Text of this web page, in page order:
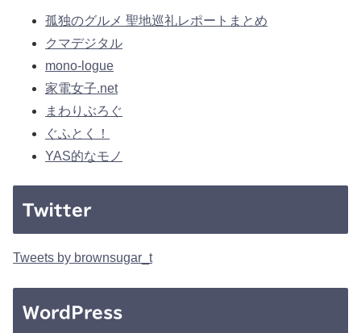
孤独のグルメ 聖地巡礼レポートまとめ
クマデジタル
mono-logue
家電女子.net
まわりぶろぐ
ぐふとく！
YAS的なモノ
Twitter
Tweets by brownsugar_t
WordPress